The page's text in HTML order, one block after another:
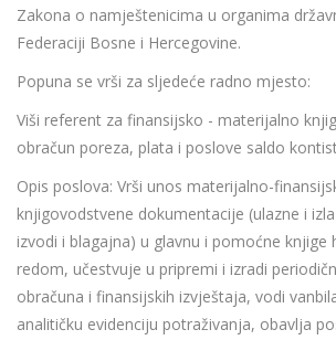
Zakona o namještenicima u organima
Federaciji Bosne i Hercegovine.
Popuna se vrši za sljedeće radno mjesto:
Viši referent za finansijsko - materijalno
obračun poreza, plata i poslove saldo
Opis poslova: Vrši unos materijalno-
knjigovodstvene dokumentacije (ulazne i
izvodi i blagajna) u glavnu i pomoćne knjige
redom, učestvuje u pripremi i izradi
obračuna i finansijskih izvještaja, vodi
analitičku evidenciju potraživanja, obavlja